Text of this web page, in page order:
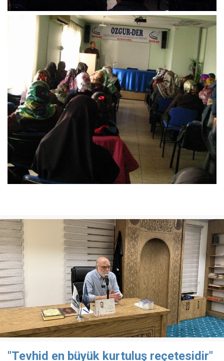
"Tevhid en büyük kurtuluş reçetesidir"